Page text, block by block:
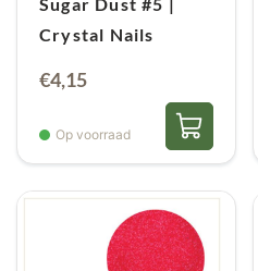
Sugar Dust #5 |
Crystal Nails
€4,15
Op voorraad